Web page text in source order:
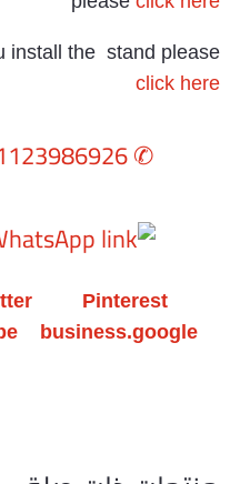
install the stand please
click here
✆ call us now: 01123986926
Pinterest
business.google